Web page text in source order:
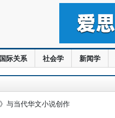
国际关系 社会学 新闻学
与当代华文小说创作